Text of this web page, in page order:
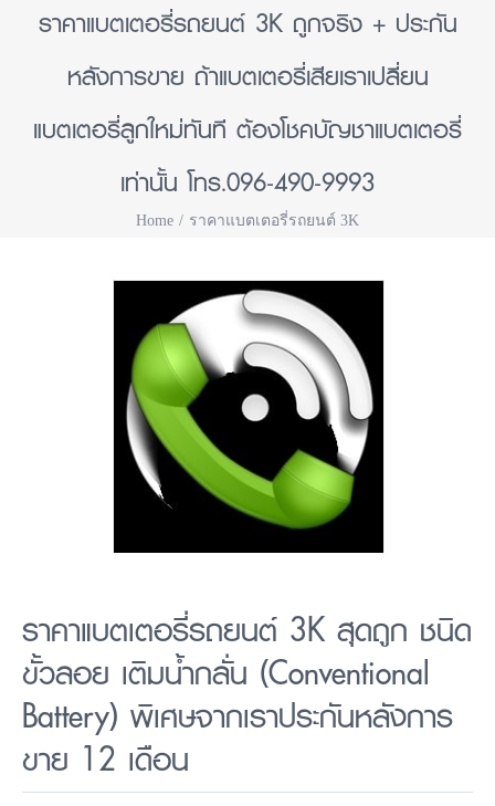
ราคาแบตเตอรี่รถยนต์ 3K ถูกจริง + ประกัน
หลังการขาย ถ้าแบตเตอรี่เสียเราเปลี่ยน
แบตเตอรี่ลูกใหม่ทันที ต้องโชคบัญชาแบตเตอรี่
เท่านั้น โทร.096-490-9993
Home ราคาแบตเตอรี่รถยนต์ 3K
ราคาแบตเตอรี่รถยนต์ 3K สุดถูก ชนิด
ขั้วลอย เติมน้ำกลั่น (Conventional
Battery) พิเศษจากเราประกันหลังการ
ขาย 12 เดือน